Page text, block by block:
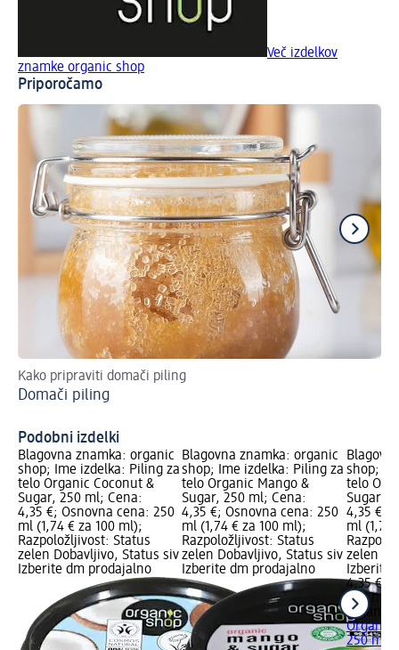
Več izdelkov
znamke organic shop
Priporočamo
Kako pripraviti domači piling
Domači piling
Podobni izdelki
Blagovna znamka: organic
shop; Ime izdelka: Piling za
telo Organic Coconut &
Sugar, 250 ml; Cena:
4,35 €; Osnovna cena: 250
ml (1,74 € za 100 ml);
Razpoložljivost: Status
zelen Dobavljivo, Status siv
Izberite dm prodajalno
Blagovna znamka: organic
shop; Ime izdelka: Piling za
telo Organic Mango &
Sugar, 250 ml; Cena:
4,35 €; Osnovna cena: 250
ml (1,74 € za 100 ml);
Razpoložljivost: Status
zelen Dobavljivo, Status siv
Izberite dm prodajalno
shop;
telo
Sugar,
4,35 €;
ml (1,74
zelen
Izberite
4,35 €
250 ml
organic
Organic
250 ml